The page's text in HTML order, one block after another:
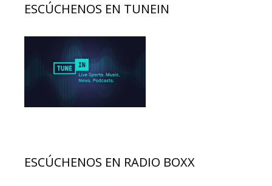
ESCÚCHENOS EN TUNEIN
ESCÚCHENOS EN RADIO BOXX